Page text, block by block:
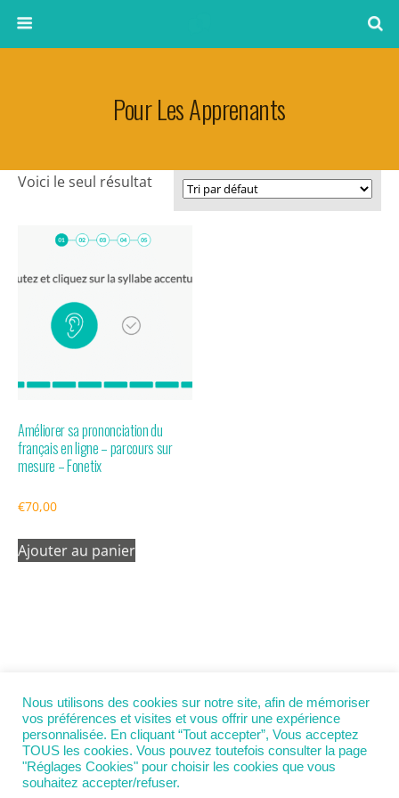
Pour Les Apprenants
Voici le seul résultat
Améliorer sa prononciation du
français en ligne – parcours sur
mesure – Fonetix
€70,00
Ajouter au panier
Retour au début
Mobile Bureau
Nous utilisons des cookies sur notre site, afin de mémoriser
vos préférences et visites et vous offrir une expérience
personnalisée. En cliquant “Tout accepter”, Vous acceptez
TOUS les cookies. Vous pouvez toutefois consulter la page
"Réglages Cookies" pour choisir les cookies que vous
souhaitez accepter/refuser.